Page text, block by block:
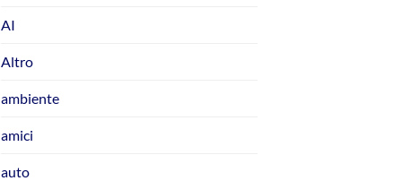
AI
Altro
ambiente
amici
auto